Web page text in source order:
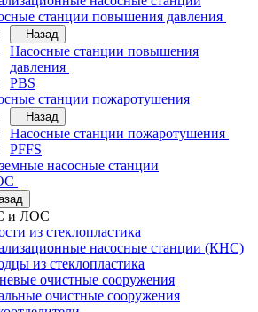
станции повышения давления
Назад
Насосные станции повышения
давления
PBS
станции пожаротушения
Назад
Насосные станции пожаротушения
PFFS
насосные станции
и ЛОС
из стеклопластика
насосные станции (КНС)
из стеклопластика
очистные сооружения
очистные сооружения